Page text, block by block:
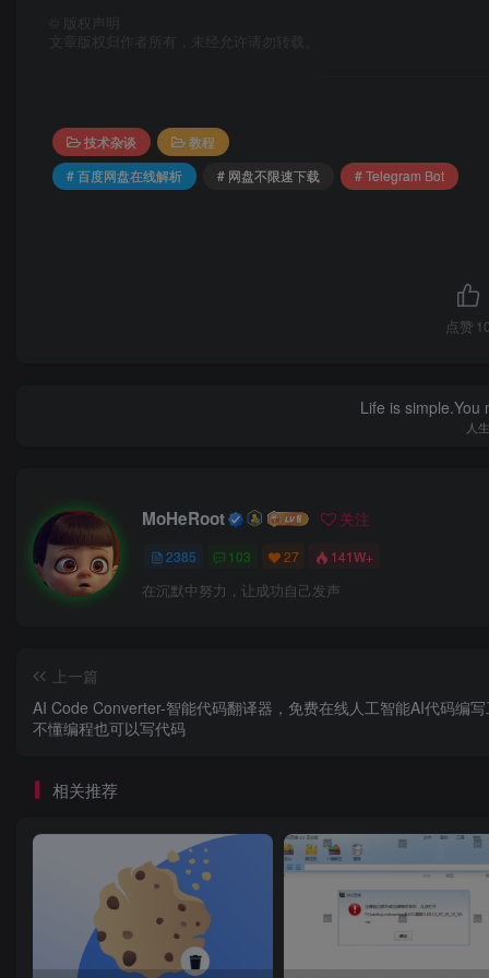
2.回到Telegram的PC客户端上面，然后在解析机
3.在提交百度网盘链接和提取码后，选择使用的接
版权声明
文章版权归作者所有，未经允许请勿转载。
技术杂谈
教程
# 百度网盘在线解析
# 网盘不限速下载 # Telegram Bot
点赞
Life is simple.You
人
MoHeRoot 关注
2385 103 27 141W+
在沉默中努力，让成功自己发声
上一篇
AI Code Converter-智能代码翻译器，免费在线人工智能AI代码编
不懂编程也可以写代码
相关推荐